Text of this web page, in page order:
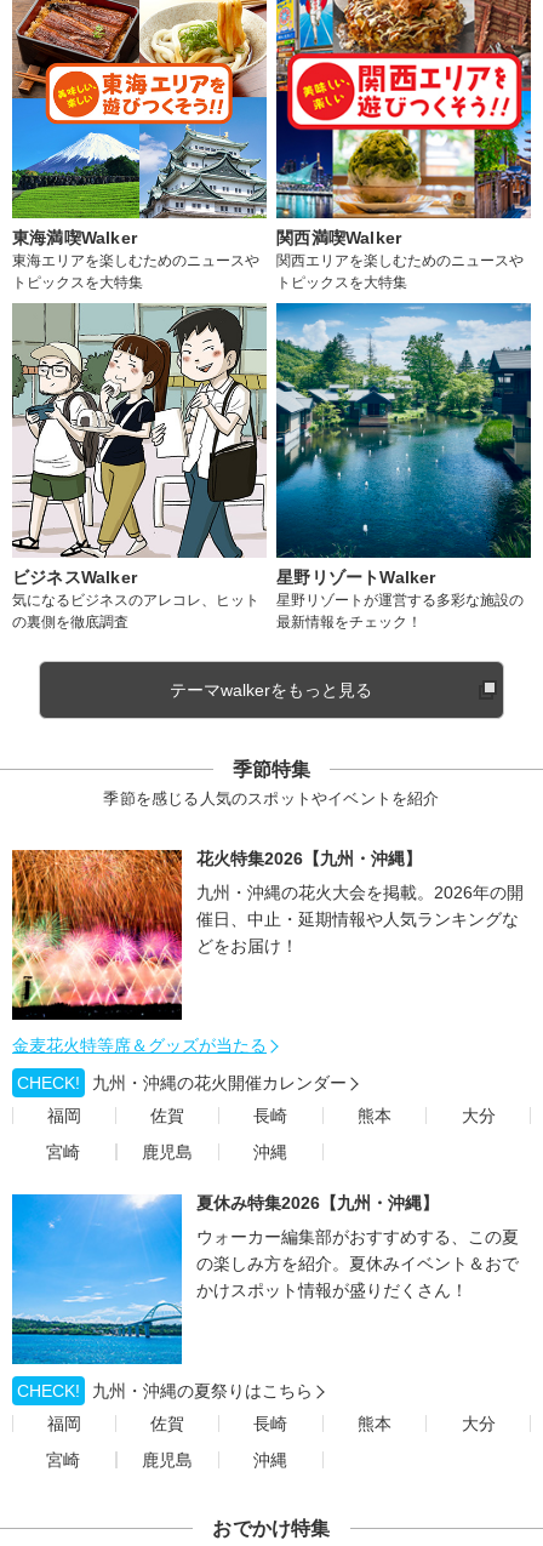
東海満喫Walker
東海エリアを楽しむためのニュースや
トピックスを大特集
関西満喫Walker
関西エリアを楽しむためのニュースや
トピックスを大特集
ビジネスWalker
気になるビジネスのアレコレ、ヒット
の裏側を徹底調査
星野リゾートWalker
星野リゾートが運営する多彩な施設の
最新情報をチェック！
テーマwalkerをもっと見る
季節特集
季節を感じる人気のスポットやイベントを紹介
花火特集2026【九州・沖縄】
九州・沖縄の花火大会を掲載。2026年の開
催日、中止・延期情報や人気ランキングな
どをお届け！
金麦花火特等席＆グッズが当たる
CHECK!
九州・沖縄の花火開催カレンダー
福岡
佐賀 長崎 熊本
大分
宮崎
鹿児島 沖縄
夏休み特集2026【九州・沖縄】
ウォーカー編集部がおすすめする、この夏
の楽しみ方を紹介。夏休みイベント＆おで
かけスポット情報が盛りだくさん！
CHECK!
九州・沖縄の夏祭りはこちら
福岡
佐賀 長崎 熊本
大分
宮崎
鹿児島 沖縄
おでかけ特集